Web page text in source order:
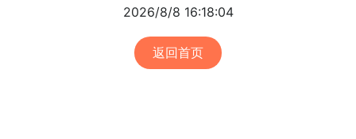
2026/8/8 16:18:04
返回首页